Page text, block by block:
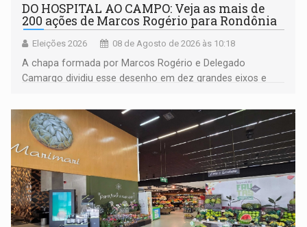
DO HOSPITAL AO CAMPO: Veja as mais de
200 ações de Marcos Rogério para Rondônia
Eleições 2026 08 de Agosto de 2026 às 10:18
A chapa formada por Marcos Rogério e Delegado
Camargo dividiu esse desenho em dez grandes eixos e